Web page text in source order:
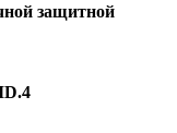
защитной